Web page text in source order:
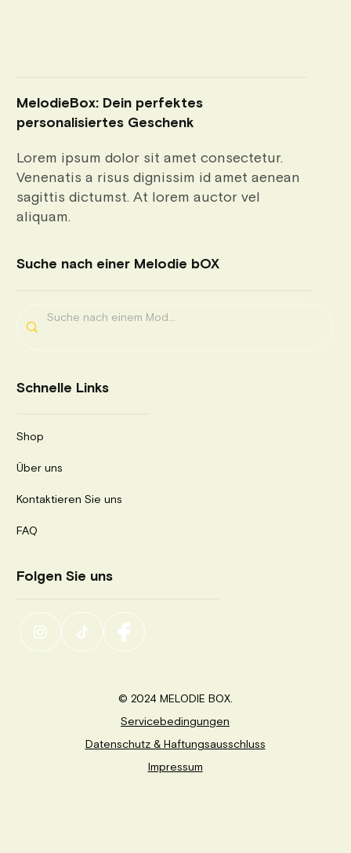
© 2024 MELODIE BOX.
Servicebedingungen
Datenschutz & Haftungsausschluss
Impressum
Schnelle Links
Shop
Über uns
Kontaktieren Sie uns
FAQ
Folgen Sie uns
Lorem ipsum dolor sit amet consectetur.
Venenatis a risus dignissim id amet aenean
sagittis dictumst. At lorem auctor vel
aliquam.
MelodieBox: Dein perfektes
personalisiertes Geschenk
Suche nach einer Melodie bOX